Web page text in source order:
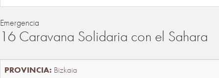
Emergencia
16 Caravana Solidaria con el Sahara
Bizkaia